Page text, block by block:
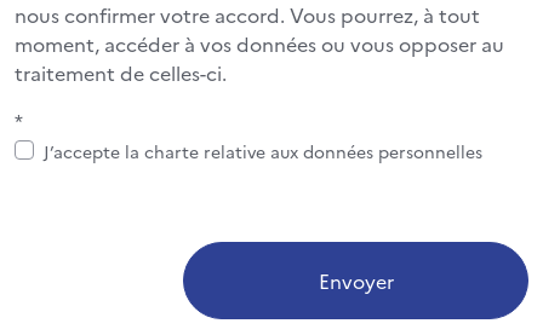
nous confirmer votre accord. Vous pourrez, à tout
moment, accéder à vos données ou vous opposer au
traitement de celles-ci.
*
J’accepte la charte relative aux données personnelles
Envoyer